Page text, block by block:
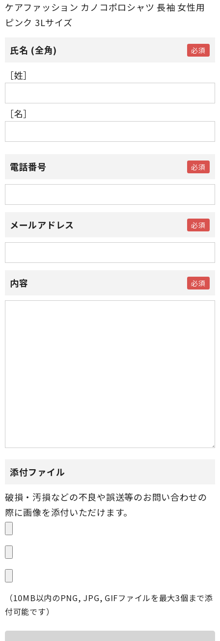
ケアファッション カノコポロシャツ 長袖 女性用
ピンク 3Lサイズ
［姓］
［名］
電話番号
メールアドレス
内容
添付ファイル
（10MB以内のPNG, JPG, GIFファイルを最大3個まで添
付可能です）